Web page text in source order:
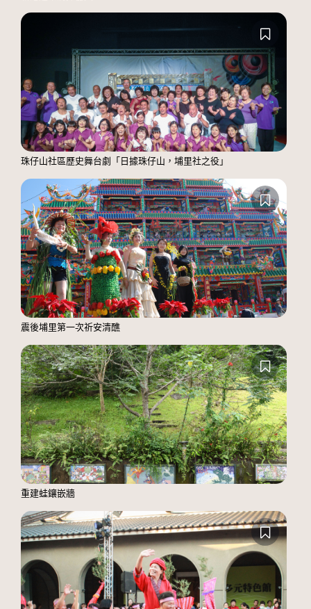
珠仔山社區歷史舞台劇「日據珠仔山，埔里社之役」
震後埔里第一次祈安清醮
重建蛙鑲嵌牆